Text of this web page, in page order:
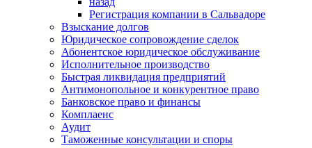
Регистрация компании в Сальвадоре
Взыскание долгов
Юридическое сопровождение сделок
Абонентское юридическое обслуживание
Исполнительное производство
Быстрая ликвидация предприятий
Антимонопольное и конкурентное право
Банковское право и финансы
Комплаенс
Аудит
Таможенные консультации и споры